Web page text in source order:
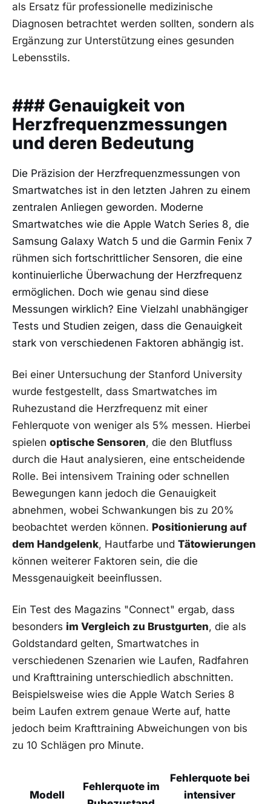
als ‌Ersatz für professionelle medizinische
⁤Diagnosen betrachtet ⁢werden sollten, sondern als
Ergänzung zur Unterstützung eines gesunden
‌Lebensstils.
### Genauigkeit von
Herzfrequenzmessungen
und deren Bedeutung
Die Präzision der Herzfrequenzmessungen von
Smartwatches ist in den letzten Jahren zu einem
zentralen Anliegen ​geworden. Moderne
Smartwatches wie die Apple Watch Series 8, die
Samsung Galaxy ⁢Watch 5 ‌und die Garmin Fenix 7
rühmen sich fortschrittlicher Sensoren, ‍die eine‍
kontinuierliche ​Überwachung der Herzfrequenz
ermöglichen. Doch wie genau sind diese
Messungen ​wirklich? Eine Vielzahl unabhängiger
Tests und Studien zeigen, dass die Genauigkeit‍
stark von verschiedenen Faktoren abhängig ist.
Bei einer⁢ Untersuchung der Stanford University
wurde festgestellt, dass Smartwatches‌ im
Ruhezustand die Herzfrequenz mit einer
Fehlerquote von weniger als 5% messen. Hierbei
spielen optische Sensoren, die den Blutfluss
durch die Haut analysieren, eine entscheidende
Rolle. Bei intensivem‌ Training oder schnellen ​
Bewegungen kann jedoch die Genauigkeit
abnehmen, wobei Schwankungen bis zu 20%
beobachtet werden können. Positionierung auf⁣
dem Handgelenk, Hautfarbe und Tätowierungen
können weiterer Faktoren sein, die die
Messgenauigkeit beeinflussen.
Ein‌ Test des⁤ Magazins "Connect" ergab, dass
⁤besonders im Vergleich ​zu Brustgurten, die als
Goldstandard gelten, Smartwatches in
verschiedenen Szenarien wie Laufen, ​Radfahren
⁢und Krafttraining unterschiedlich abschnitten.
Beispielsweise wies die Apple Watch Series 8
beim Laufen​ extrem genaue Werte auf, hatte
jedoch beim ⁢Krafttraining Abweichungen von bis
zu 10 Schlägen pro Minute.
Modell
Fehlerquote im
Fehlerquote bei
intensiver